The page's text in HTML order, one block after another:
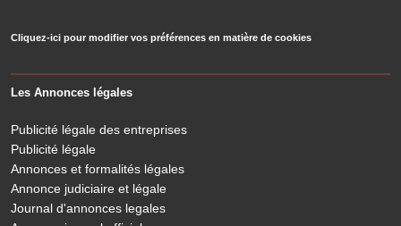
Cliquez-ici pour modifier vos préférences en matière de cookies
Les Annonces légales
Publicité légale des entreprises
Publicité légale
Annonces et formalités légales
Annonce judiciaire et légale
Journal d'annonces legales